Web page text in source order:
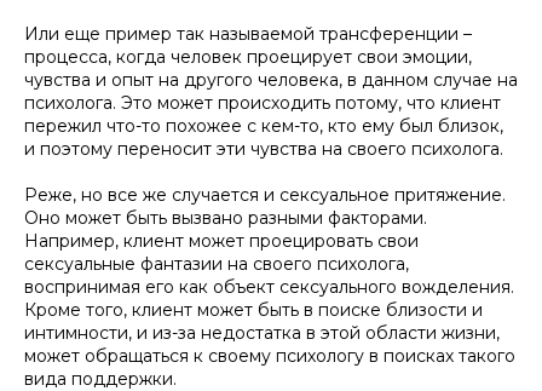
Или еще пример так называемой трансференции –
процесса, когда человек проецирует свои эмоции,
чувства и опыт на другого человека, в данном случае на
психолога. Это может происходить потому, что клиент
пережил что-то похожее с кем-то, кто ему был близок,
и поэтому переносит эти чувства на своего психолога.
Реже, но все же случается и сексуальное притяжение.
Оно может быть вызвано разными факторами.
Например, клиент может проецировать свои
сексуальные фантазии на своего психолога,
воспринимая его как объект сексуального вожделения.
Кроме того, клиент может быть в поиске близости и
интимности, и из-за недостатка в этой области жизни,
может обращаться к своему психологу в поисках такого
вида поддержки.